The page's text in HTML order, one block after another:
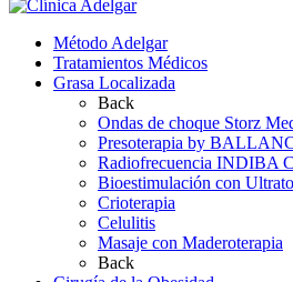
Método Adelgar
Tratamientos Médicos
Grasa Localizada
Back
Ondas de choque Storz
Presoterapia by
Radiofrecuencia INDIBA
Bioestimulación con
Crioterapia
Celulitis
Masaje con Maderoterapia
Back